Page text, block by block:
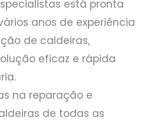
está pronta
anos de experiência
de caldeiras,
eficaz e rápida
na reparação e
de todas as